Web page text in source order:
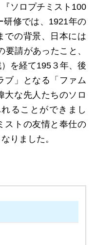
ソロプチミスト100
研修では、1921年の
での背景、日本には
請があったこと、
を経て195３年、後
ブ」となる「ファム
な先人たちのソロ
ることができまし
ストの友情と奉仕の
りました。